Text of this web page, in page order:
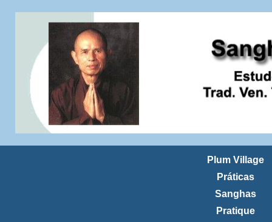
Plum Village
Práticas
Sanghas
Pratique